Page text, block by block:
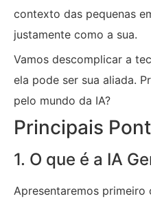
contexto das pequenas
justamente como a sua.
Vamos descomplicar a
ela pode ser sua aliada.
pelo mundo da IA?
Principais
1. O que é a IA
Apresentaremos primeiro